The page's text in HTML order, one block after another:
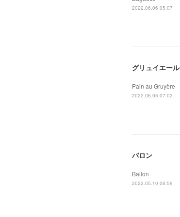
2022.06.06 05:07
グリュイエール
Pain au Gruyère
2022.06.05 07:02
バロン
Ballon
2022.05.10 06:59